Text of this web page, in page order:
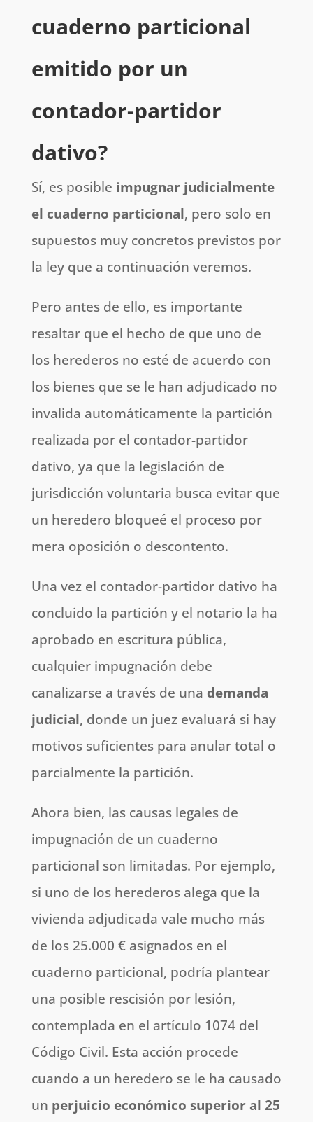
cuaderno particional
emitido por un
contador-partidor
dativo?
Sí, es posible impugnar judicialmente
el cuaderno particional, pero solo en
supuestos muy concretos previstos por
la ley que a continuación veremos.
Pero antes de ello, es importante
resaltar que el hecho de que uno de
los herederos no esté de acuerdo con
los bienes que se le han adjudicado no
invalida automáticamente la partición
realizada por el contador-partidor
dativo, ya que la legislación de
jurisdicción voluntaria busca evitar que
un heredero bloqueé el proceso por
mera oposición o descontento.
Una vez el contador-partidor dativo ha
concluido la partición y el notario la ha
aprobado en escritura pública,
cualquier impugnación debe
canalizarse a través de una demanda
judicial, donde un juez evaluará si hay
motivos suficientes para anular total o
parcialmente la partición.
Ahora bien, las causas legales de
impugnación de un cuaderno
particional son limitadas. Por ejemplo,
si uno de los herederos alega que la
vivienda adjudicada vale mucho más
de los 25.000 € asignados en el
cuaderno particional, podría plantear
una posible rescisión por lesión,
contemplada en el artículo 1074 del
Código Civil. Esta acción procede
cuando a un heredero se le ha causado
un perjuicio económico superior al 25